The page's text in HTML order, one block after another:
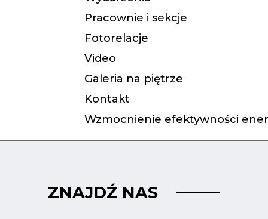
Pracownie i sekcje
Fotorelacje
Video
Galeria na piętrze
Kontakt
Wzmocnienie efektywności
ZNAJDŹ NAS